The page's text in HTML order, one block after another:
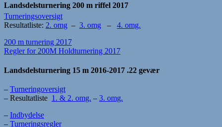
Landsdelsturnering 200 m riffel 2017
Turneringsoversigt
Resultatliste: 2. omg – 3. omg – 4. omg.
200 m turnering 2017
Regler for 200M Holdturnering 2017
Landsdelsturnering 15 m 2016-2017 .22 gevær
– Turneringoversigt
– Resultatliste 1. & 2. omg. – 3. omg.
– Indbydelse
– Turneringsregler